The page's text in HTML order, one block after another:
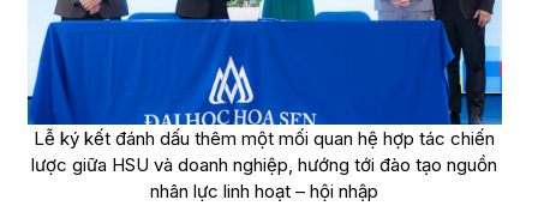
Lễ ký kết đánh dấu thêm một mối quan hệ hợp tác chiến
lược giữa HSU và doanh nghiệp, hướng tới đào tạo nguồn
nhân lực linh hoạt – hội nhập